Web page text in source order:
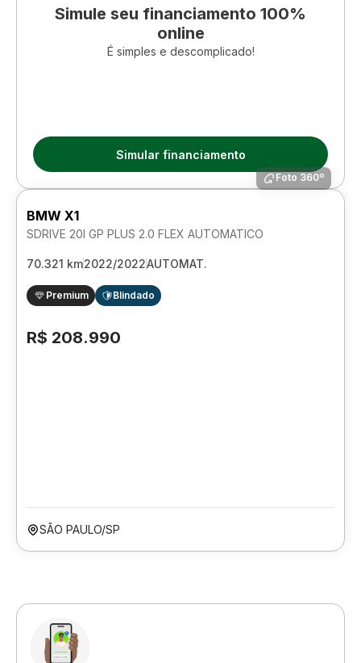
Simule seu financiamento 100%
online
É simples e descomplicado!
Simular financiamento
Foto 360º
BMW X1
SDRIVE 20I GP PLUS 2.0 FLEX AUTOMATICO
70.321 km2022/2022AUTOMAT.
Premium Blindado
R$ 208.990
SÃO PAULO/SP